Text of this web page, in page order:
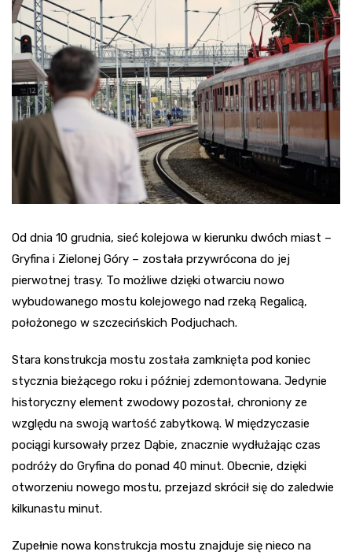
Od dnia 10 grudnia, sieć kolejowa w kierunku dwóch miast –
Gryfina i Zielonej Góry – została przywrócona do jej
pierwotnej trasy. To możliwe dzięki otwarciu nowo
wybudowanego mostu kolejowego nad rzeką Regalicą,
położonego w szczecińskich Podjuchach.
Stara konstrukcja mostu została zamknięta pod koniec
stycznia bieżącego roku i później zdemontowana. Jedynie
historyczny element zwodowy pozostał, chroniony ze
względu na swoją wartość zabytkową. W międzyczasie
pociągi kursowały przez Dąbie, znacznie wydłużając czas
podróży do Gryfina do ponad 40 minut. Obecnie, dzięki
otworzeniu nowego mostu, przejazd skrócił się do zaledwie
kilkunastu minut.
Zupełnie nowa konstrukcja mostu znajduje się nieco na